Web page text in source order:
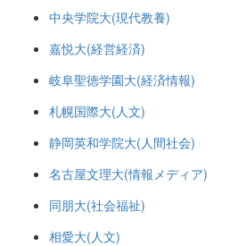
中央学院大(現代教養)
嘉悦大(経営経済)
岐阜聖徳学園大(経済情報)
札幌国際大(人文)
静岡英和学院大(人間社会)
名古屋文理大(情報メディア)
同朋大(社会福祉)
相愛大(人文)